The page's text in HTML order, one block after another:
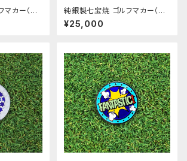
カー（A
純銀製七宝焼 ゴルフマカー（A
mazing!_midori）
¥25,000